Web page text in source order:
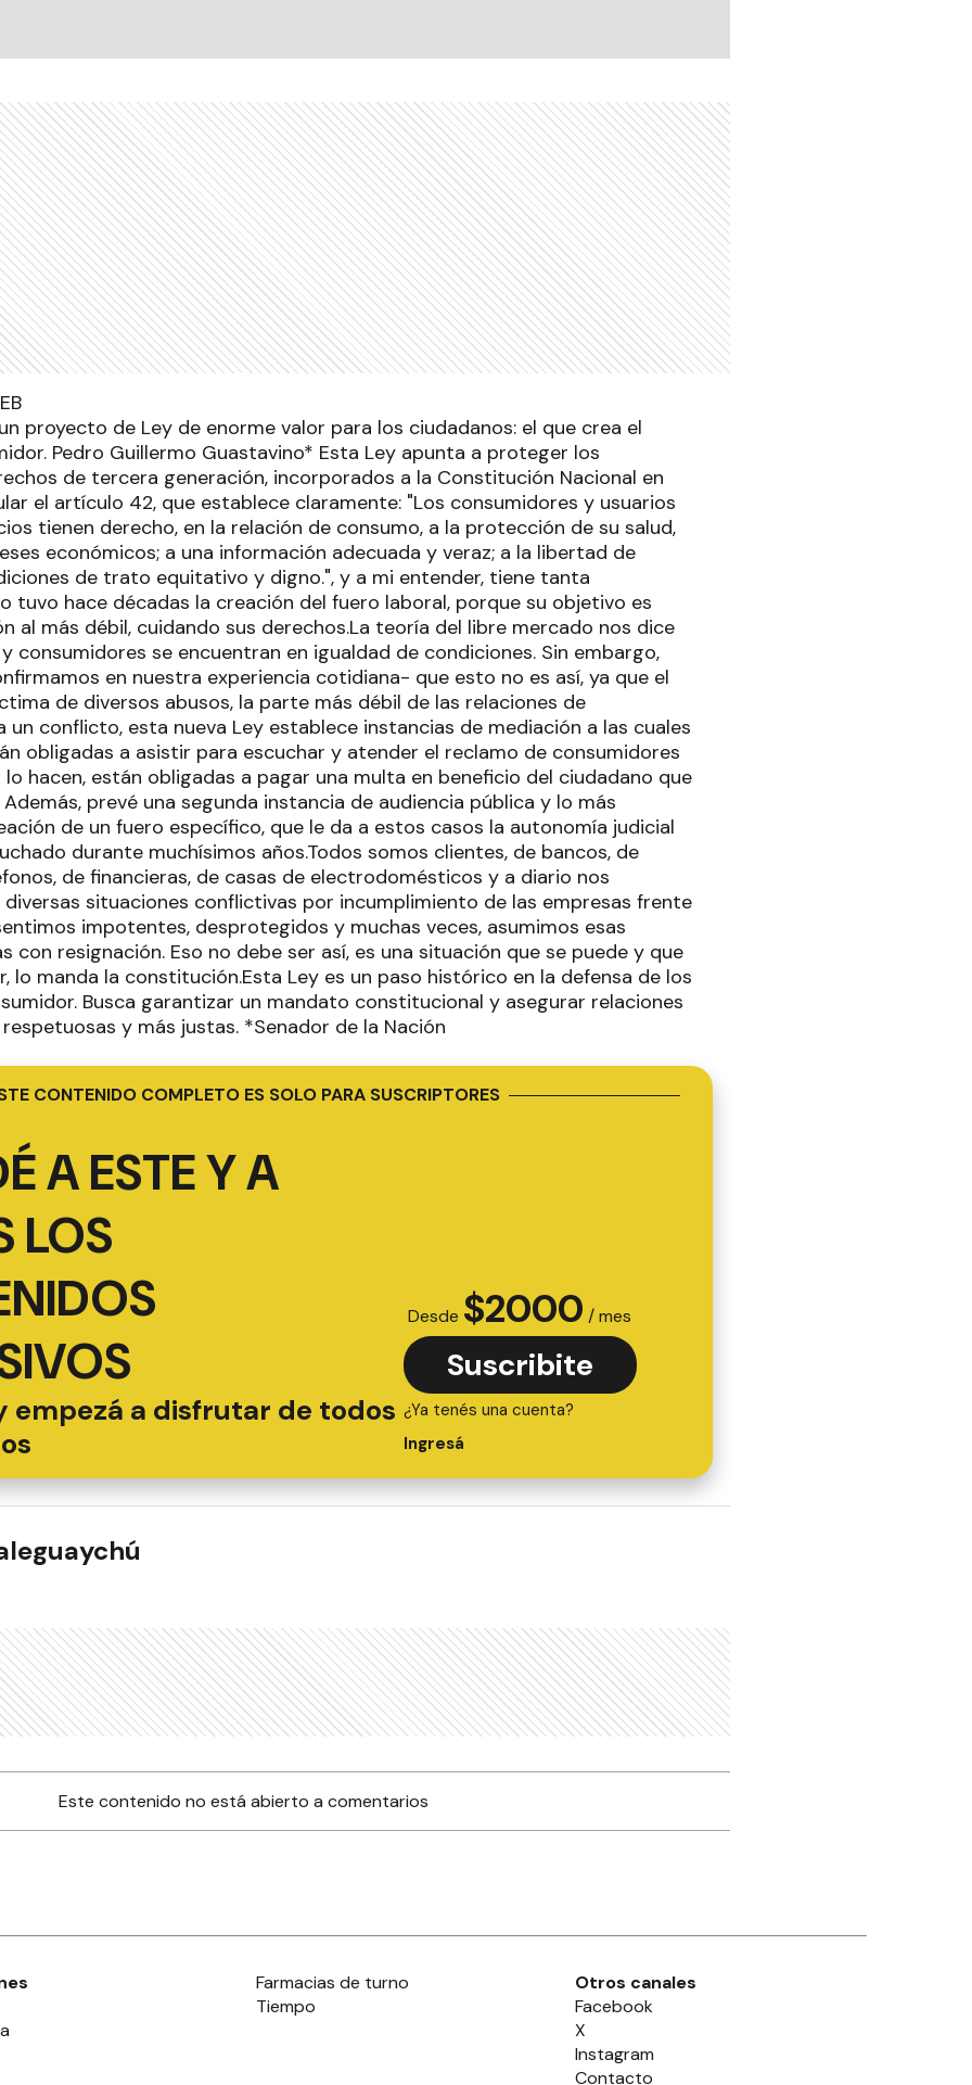
proyecto de Ley de enorme valor para los ciudadanos: el que crea el
Pedro Guillermo Guastavino* Esta Ley apunta a proteger los
de tercera generación, incorporados a la Constitución Nacional en
el artículo 42, que establece claramente: "Los consumidores y usuarios
tienen derecho, en la relación de consumo, a la protección de su salud,
económicos; a una información adecuada y veraz; a la libertad de
de trato equitativo y digno.", y a mi entender, tiene tanta
tuvo hace décadas la creación del fuero laboral, porque su objetivo es
al más débil, cuidando sus derechos.La teoría del libre mercado nos dice
consumidores se encuentran en igualdad de condiciones. Sin embargo,
en nuestra experiencia cotidiana- que esto no es así, ya que el
de diversos abusos, la parte más débil de las relaciones de
un conflicto, esta nueva Ley establece instancias de mediación a las cuales
obligadas a asistir para escuchar y atender el reclamo de consumidores
hacen, están obligadas a pagar una multa en beneficio del ciudadano que
prevé una segunda instancia de audiencia pública y lo más
de un fuero específico, que le da a estos casos la autonomía judicial
durante muchísimos años.Todos somos clientes, de bancos, de
de financieras, de casas de electrodomésticos y a diario nos
situaciones conflictivas por incumplimiento de las empresas frente
impotentes, desprotegidos y muchas veces, asumimos esas
con resignación. Eso no debe ser así, es una situación que se puede y que
lo manda la constitución.Esta Ley es un paso histórico en la defensa de los
Busca garantizar un mandato constitucional y asegurar relaciones
y más justas. *Senador de la Nación
CONTENIDO COMPLETO ES SOLO PARA SUSCRIPTORES
A ESTE Y A
LOS
empezá a disfrutar de todos
Desde $2000 / mes
Suscribite
¿Ya tenés una cuenta?
Ingresá
Este contenido no está abierto a comentarios
Farmacias de turno
Tiempo
Otros canales
Facebook
X
Instagram
Contacto